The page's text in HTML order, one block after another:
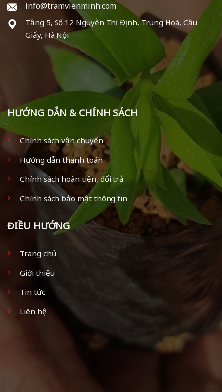
info@tramvienminh.com
Tầng 5, Số 12 Nguyễn Thị Định, Trung Hoà, Cầu
Giấy, Hà Nội
HƯỚNG DẪN & CHÍNH SÁCH
Chính sách vận chuyển
Hướng dẫn thanh toán
Chính sách hoàn tiền, đổi trả
Chính sách bảo mật thông tin
ĐIỀU HƯỚNG
Trang chủ
Giới thiệu
Tin tức
Liên hệ